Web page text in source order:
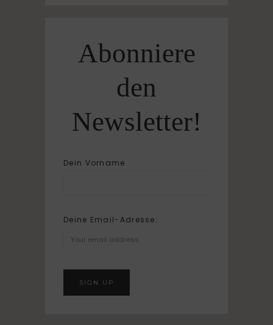
Abonniere
den
Newsletter!
Dein Vorname
Deine Email-Adresse: